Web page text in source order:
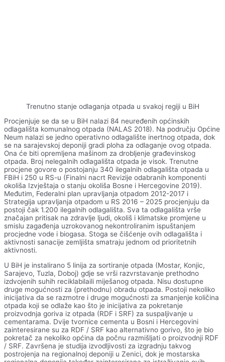
Trenutno stanje odlaganja otpada u svakoj regiji u BiH
Procjenjuje se da se u BiH nalazi 84 neuređenih općinskih
odlagališta komunalnog otpada (NALAS 2018). Na području Općine
Neum nalazi se jedno operativno odlagalište inertnog otpada, dok
se na sarajevskoj deponiji gradi ploha za odlaganje ovog otpada.
Ona će biti opremljena mašinom za drobljenje građevinskog
otpada. Broj nelegalnih odlagališta otpada je visok. Trenutne
procjene govore o postojanju 340 ilegalnih odlagališta otpada u
FBiH i 250 u RS-u (Finalni nacrt Revizije odabranih komponenti
okoliša Izvještaja o stanju okoliša Bosne i Hercegovine 2019).
Međutim, Federalni plan upravljanja otpadom 2012-2017 i
Strategija upravljanja otpadom u RS 2016 – 2025 procjenjuju da
postoji čak 1.200 ilegalnih odlagališta. Sva ta odlagališta vrše
značajan pritisak na zdravlje ljudi, okoliš i klimatske promjene u
smislu zagađenja uzrokovanog nekontroliranim ispuštanjem
procjedne vode i biogasa. Stoga se čišćenje ovih odlagališta i
aktivnosti sanacije zemljišta smatraju jednom od prioritetnih
aktivnosti.
U BiH je instalirano 5 linija za sortiranje otpada (Mostar, Konjic,
Sarajevo, Tuzla, Doboj) gdje se vrši razvrstavanje prethodno
izdvojenih suhih reciklabilaili miješanog otpada. Nisu dostupne
druge mogućnosti za (prethodnu) obradu otpada. Postoji nekoliko
inicijativa da se razmotre i druge mogućnosti za smanjenje količina
otpada koji se odlaže kao što je inicijativa za pokretanje
proizvodnja goriva iz otpada (RDF i SRF) za suspaljivanje u
cementarama. Dvije tvornice cementa u Bosni i Hercegovini
zainteresirane su za RDF / SRF kao alternativno gorivo, što je bio
pokretač za nekoliko općina da počnu razmišljati o proizvodnji RDF
/ SRF. Završena je studija izvodljivosti za izgradnju takvog
postrojenja na regionalnoj deponiji u Zenici, dok je mostarska